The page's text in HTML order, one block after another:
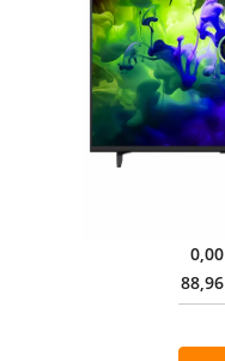
0,00
88,96